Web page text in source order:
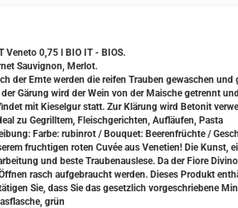
Veneto 0,75 l BIO IT - BIOS.
Sauvignon, Merlot.
der Ernte werden die reifen Trauben gewaschen
der Gärung wird der Wein von der Maische getrennt
mit Kieselgur statt. Zur Klärung wird Betonit
zu Gegrilltem, Fleischgerichten, Aufläufen, Pasta
Farbe: rubinrot / Bouquet: Beerenfrüchte /
fruchtigen roten Cuvée aus Venetien! Die Kunst,
und beste Traubenauslese. Da der Fiore
rasch aufgebraucht werden. Dieses Produkt
Sie, dass Sie das gesetzlich vorgeschriebene
grün